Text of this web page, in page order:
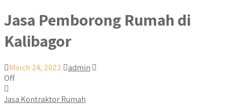
Jasa Pemborong Rumah di
Kalibagor
March 24, 2022
admin
Off
Jasa Kontraktor Rumah